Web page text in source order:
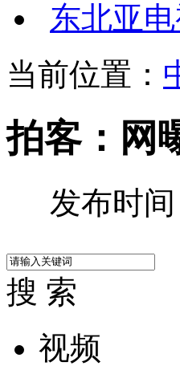
东北亚电
当前位置：
拍客：网
发布时
搜 索
视频